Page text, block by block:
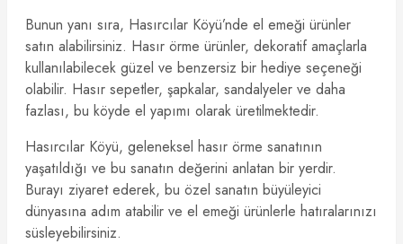
Bunun yanı sıra, Hasırcılar Köyü’nde el emeği ürünler
satın alabilirsiniz. Hasır örme ürünler, dekoratif amaçlarla
kullanılabilecek güzel ve benzersiz bir hediye seçeneği
olabilir. Hasır sepetler, şapkalar, sandalyeler ve daha
fazlası, bu köyde el yapımı olarak üretilmektedir.
Hasırcılar Köyü, geleneksel hasır örme sanatının
yaşatıldığı ve bu sanatın değerini anlatan bir yerdir.
Burayı ziyaret ederek, bu özel sanatın büyüleyici
dünyasına adım atabilir ve el emeği ürünlerle hatıralarınızı
süsleyebilirsiniz.